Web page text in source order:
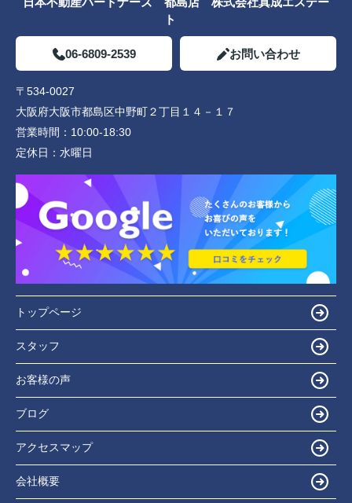
ト
06-6809-2539 お問い合わせ
〒534-0027
大阪府大阪市都島区中野町２丁目１４－１７
営業時間： 10:00-18:30
定休日： 水曜日
トップページ
スタッフ
お客様の声
ブログ
アクセスマップ
会社概要